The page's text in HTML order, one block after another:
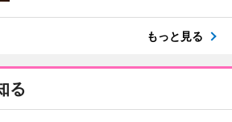
もっと見る
る